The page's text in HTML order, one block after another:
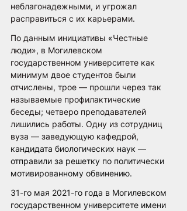
неблагонадежными, и угрожал
расправиться с их карьерами.
По данным инициативы «Честные
люди», в Могилевском
государственном университете как
минимум двое студентов были
отчислены, трое — прошли через так
называемые профилактические
беседы; четверо преподавателей
лишились работы. Одну из сотрудниц
вуза — заведующую кафедрой,
кандидата биологических наук —
отправили за решетку по политически
мотивированному обвинению.
31-го мая 2021-го года в Могилевском
государственном университете имени